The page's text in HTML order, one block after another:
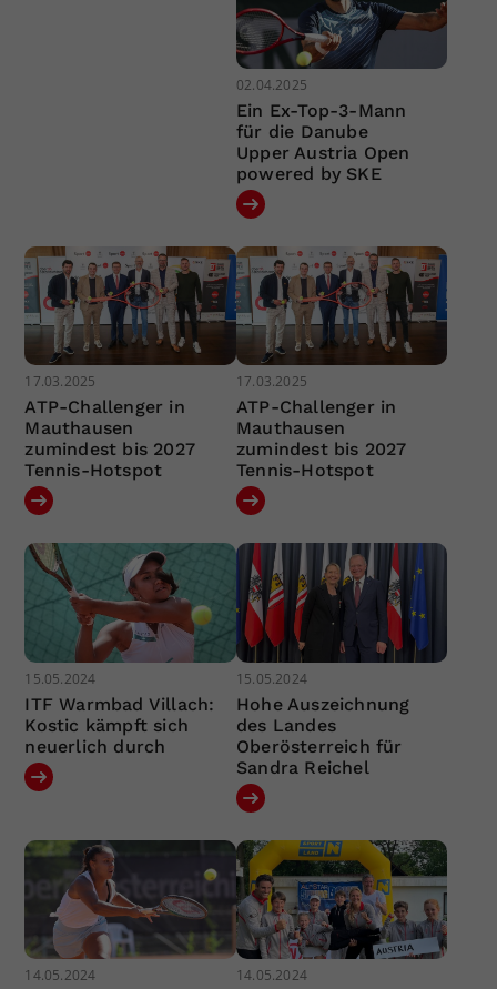
02.04.2025
Ein Ex-Top-3-Mann
für die Danube
Upper Austria Open
powered by SKE
17.03.2025
ATP-Challenger in
Mauthausen
zumindest bis 2027
Tennis-Hotspot
17.03.2025
ATP-Challenger in
Mauthausen
zumindest bis 2027
Tennis-Hotspot
15.05.2024
ITF Warmbad Villach:
Kostic kämpft sich
neuerlich durch
15.05.2024
Hohe Auszeichnung
des Landes
Oberösterreich für
Sandra Reichel
14.05.2024 14.05.2024